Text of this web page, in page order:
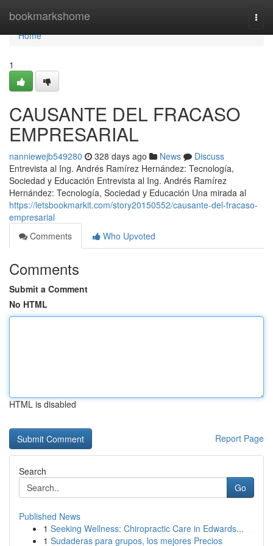
bookmarkshome
Home
Home
1
CAUSANTE DEL FRACASO
EMPRESARIAL
nanniewejb549280 328 days ago News
Discuss
Entrevista al Ing. Andrés Ramírez Hernández: Tecnología,
Sociedad y Educación Entrevista al Ing. Andrés Ramírez
Hernández: Tecnología, Sociedad y Educación Una mirada al
https://letsbookmarkit.com/story20150552/causante-del-fracaso-
empresarial
Comments
Who Upvoted
Comments
Submit a Comment
No HTML
HTML is disabled
Report Page
Search
Go
Published News
1 Seeking Wellness: Chiropractic Care in Edwards...
1 Sudaderas para grupos, los mejores Precios